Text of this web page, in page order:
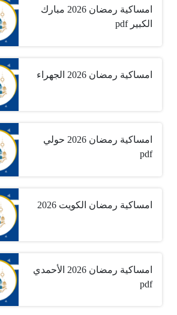
امساكية رمضان 2026 مبارك
الكبير pdf
امساكية رمضان 2026 الجهراء
امساكية رمضان 2026 حولي
pdf
امساكية رمضان الكويت 2026
امساكية رمضان 2026 الأحمدي
pdf